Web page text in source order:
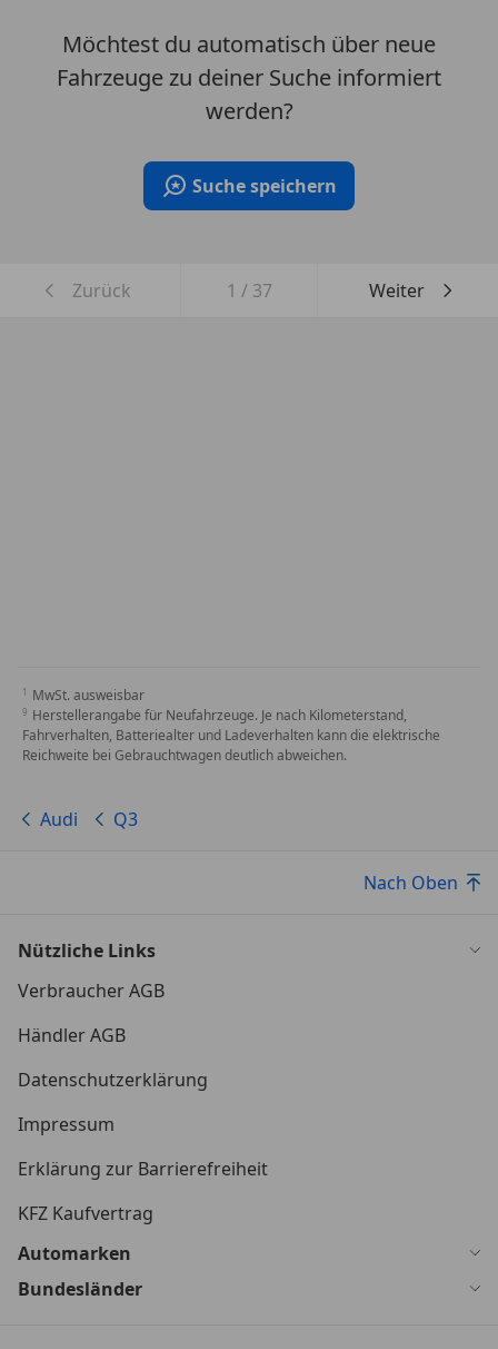
Möchtest du automatisch über neue
Fahrzeuge zu deiner Suche informiert
werden?
Suche speichern
Zurück 1 / 37 Weiter
MwSt. ausweisbar
Herstellerangabe für Neufahrzeuge. Je nach Kilometerstand,
Fahrverhalten, Batteriealter und Ladeverhalten kann die elektrische
Reichweite bei Gebrauchtwagen deutlich abweichen.
Audi Q3
Nach Oben
Nützliche Links
Verbraucher AGB
Händler AGB
Datenschutzerklärung
Impressum
Erklärung zur Barrierefreiheit
KFZ Kaufvertrag
Automarken
Bundesländer